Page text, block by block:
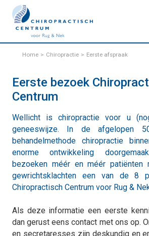
Home Chiropractie Eerste afspraak
Eerste bezoek
Centrum
Wellicht is chiropractie voor u
geneeswijze. In de afgelopen
behandelmethode chiropractie
enorme ontwikkeling
bezoeken méér en méér patiënten
gewrichtsklachten een van de 8
Chiropractisch Centrum voor Rug &
Als deze informatie een eerste
dan gerust eens contact met ons op.
en secretaresses zijn deskundig en